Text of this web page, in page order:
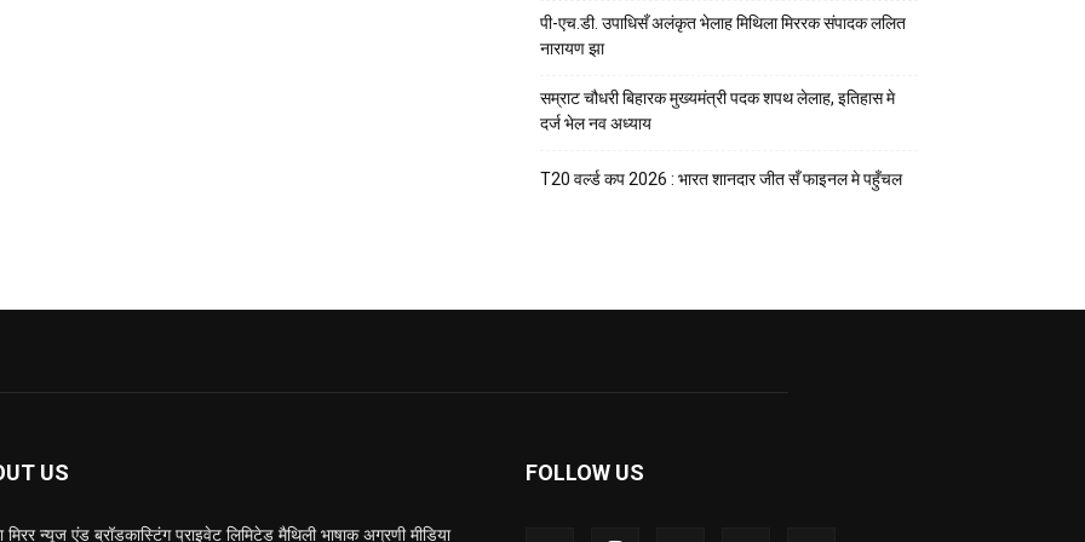
पी-एच.डी. उपाधिसँ अलंकृत भेलाह मिथिला मिररक संपादक ललित
नारायण झा
सम्राट चौधरी बिहारक मुख्यमंत्री पदक शपथ लेलाह, इतिहास मे
दर्ज भेल नव अध्याय
T20 वर्ल्ड कप 2026 : भारत शानदार जीत सँ फाइनल मे पहुँचल
US
मिरर न्यूज एंड ब्रॉडकास्टिंग प्राइवेट लिमिटेड मैथिली भाषाक अग्रणी मीडिया
FOLLOW US